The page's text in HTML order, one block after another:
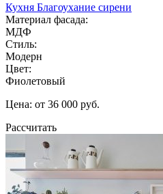
Кухня Благоухание сирени
Материал фасада:
МДФ
Стиль:
Модерн
Цвет:
Фиолетовый
Цена: от 36 000 руб.
Рассчитать